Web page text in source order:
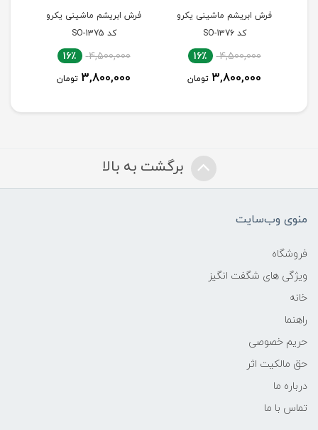
فرش ابریشم ماشینی یکرو
کد SO-1376
4,500,000 16٪
3,800,000 تومان
فرش ابریشم ماشینی یکرو
کد SO-1375
4,500,000 16٪
3,800,000 تومان
برگشت به بالا
منوی وب‌سایت
فروشگاه
ویژگی های شگفت انگیز
خانه
راهنما
حریم خصوصی
حق مالکیت اثر
درباره ما
تماس با ما